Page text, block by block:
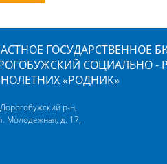
ГОСУДАРСТВЕННОЕ
СОЦИАЛЬНО -
«РОДНИК»
р-н,
Молодежная, д. 17,